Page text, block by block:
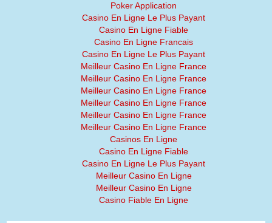
Poker Application
Casino En Ligne Le Plus Payant
Casino En Ligne Fiable
Casino En Ligne Francais
Casino En Ligne Le Plus Payant
Meilleur Casino En Ligne France
Meilleur Casino En Ligne France
Meilleur Casino En Ligne France
Meilleur Casino En Ligne France
Meilleur Casino En Ligne France
Meilleur Casino En Ligne France
Casinos En Ligne
Casino En Ligne Fiable
Casino En Ligne Le Plus Payant
Meilleur Casino En Ligne
Meilleur Casino En Ligne
Casino Fiable En Ligne